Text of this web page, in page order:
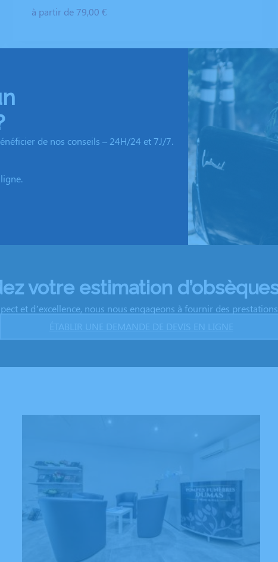
à partir de 79,00 €
de nos conseils – 24H/24 et 7J/7.
votre estimation
et d’excellence, nous nous engageons à fournir des
ÉTABLIR UNE DEMANDE DE DEVIS EN LIGNE